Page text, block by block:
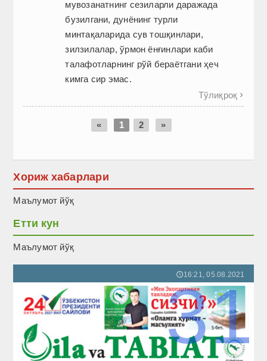
мувозанатнинг сезиларли даражада
бузилгани, дунёнинг турли
минтақаларида сув тошқинлари,
зилзилалар, ўрмон ёнғинлари каби
талафотларнинг рўй бераётгани ҳеч
кимга сир эмас.
Тўлиқроқ 
« 1 2 »
Хориж хабарлари
Маълумот йўқ
Етти кун
Маълумот йўқ
🕔16:21, 05.08.2021
31